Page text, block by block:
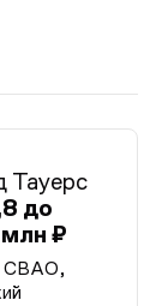
Тауерс
до
₽
СВАО,